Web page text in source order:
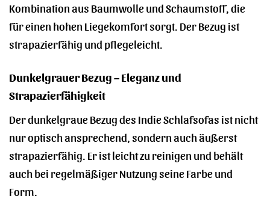
Kombination aus Baumwolle und Schaumstoff, die
für einen hohen Liegekomfort sorgt. Der Bezug ist
strapazierfähig und pflegeleicht.
Dunkelgrauer Bezug – Eleganz und
Strapazierfähigkeit
Der dunkelgraue Bezug des Indie Schlafsofas ist nicht
nur optisch ansprechend, sondern auch äußerst
strapazierfähig. Er ist leicht zu reinigen und behält
auch bei regelmäßiger Nutzung seine Farbe und
Form.